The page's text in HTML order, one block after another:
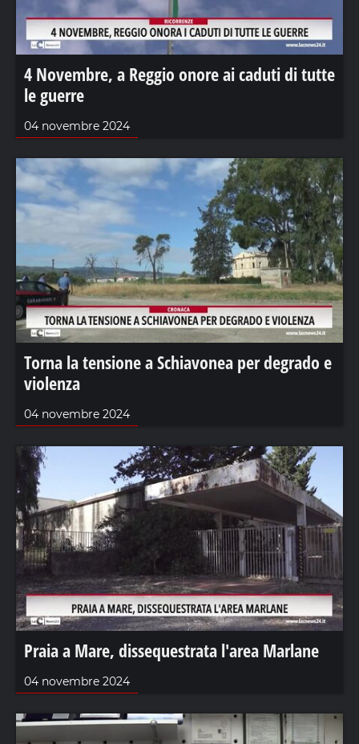
4 Novembre, a Reggio onore ai caduti di tutte
le guerre
04 novembre 2024
Torna la tensione a Schiavonea per degrado e
violenza
04 novembre 2024
Praia a Mare, dissequestrata l'area Marlane
04 novembre 2024